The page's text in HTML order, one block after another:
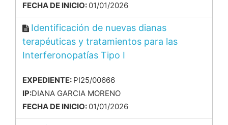
FECHA DE INICIO: 01/01/2026
Identificación de nuevas dianas
terapéuticas y tratamientos para las
Interferonopatías Tipo I
EXPEDIENTE: PI25/00666
IP:DIANA GARCIA MORENO
FECHA DE INICIO: 01/01/2026